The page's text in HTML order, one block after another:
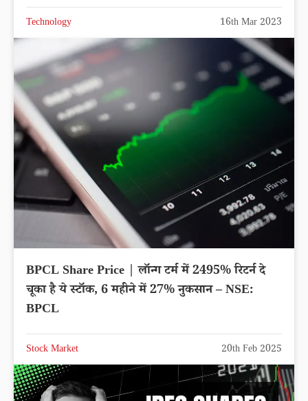
Technology 16th Mar 2023
BPCL Share Price | लॉन्ग टर्म में 2495% रिटर्न दे
चूका है ये स्टॉक, 6 महीने में 27% नुकसान – NSE:
BPCL
Stock Market 20th Feb 2025